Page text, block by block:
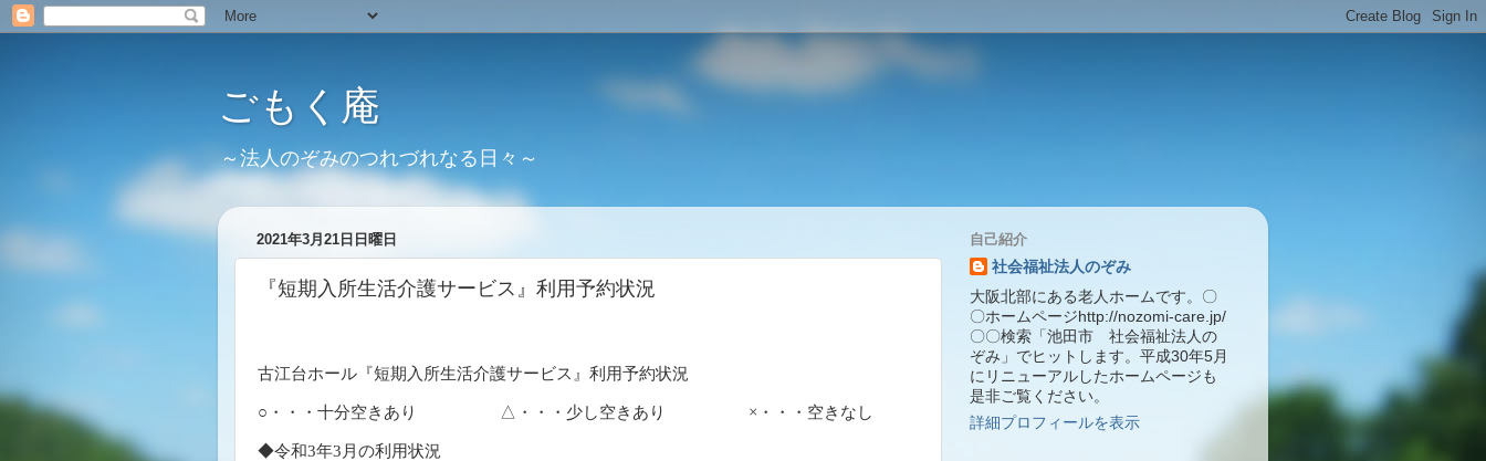
ごもく庵
～法人のぞみのつれづれなる日々～
2021年3月21日日曜日
『短期入所生活介護サービス』利用予約状況
古江台ホール『短期入所生活介護サービス』利用予約状況
○・・・十分空きあり △・・・少し空きあり ×・・・空きなし
◆令和3年3 月の利用状況
自己紹介
社会福祉法人のぞみ
大阪北部にある老人ホームです。〇
〇ホームページhttp://nozomi-care.jp/
〇〇検索「池田市 社会福祉法人の
ぞみ」でヒットします。平成30年5月
にリニューアルしたホームページも
是非ご覧ください。
詳細プロフィールを表示